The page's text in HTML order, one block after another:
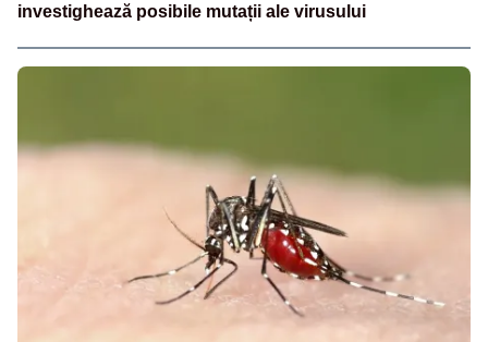
investighează posibile mutații ale virusului